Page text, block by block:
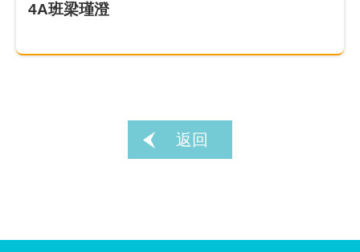
4A班梁瑾澄
返回